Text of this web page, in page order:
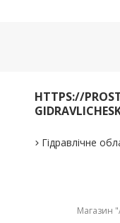
HTTPS://
Гідравлічне